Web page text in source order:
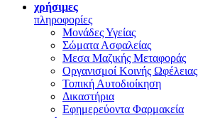
χρήσιμες
πληροφορίες
Μονάδες Υγείας
Σώματα Ασφαλείας
Μεσα Μαζικής Μεταφοράς
Οργανισμοί Κοινής Ωφέλειας
Τοπική Αυτοδιοίκηση
Δικαστήρια
Εφημερεύοντα Φαρμακεία